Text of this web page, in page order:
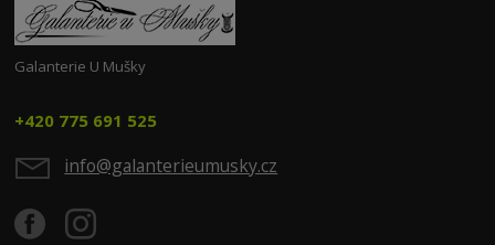
Galanterie U Mušky
+420 775 691 525
info@galanterieumusky.cz